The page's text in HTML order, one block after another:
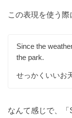
この表現を使う際
Since the
the park.
せっかくいいお
なんて感じで、